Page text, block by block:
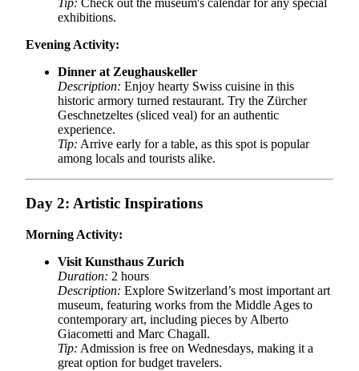
exhibitions.
Evening Activity:
Dinner at Zeughauskeller
Description: Enjoy hearty Swiss cuisine in this
historic armory turned restaurant. Try the Zürcher
Geschnetzeltes (sliced veal) for an authentic
experience.
Tip: Arrive early for a table, as this spot is popular
among locals and tourists alike.
Day 2: Artistic Inspirations
Morning Activity:
Visit Kunsthaus Zurich
Duration: 2 hours
Description: Explore Switzerland’s most important art
museum, featuring works from the Middle Ages to
contemporary art, including pieces by Alberto
Giacometti and Marc Chagall.
Tip: Admission is free on Wednesdays, making it a
great option for budget travelers.